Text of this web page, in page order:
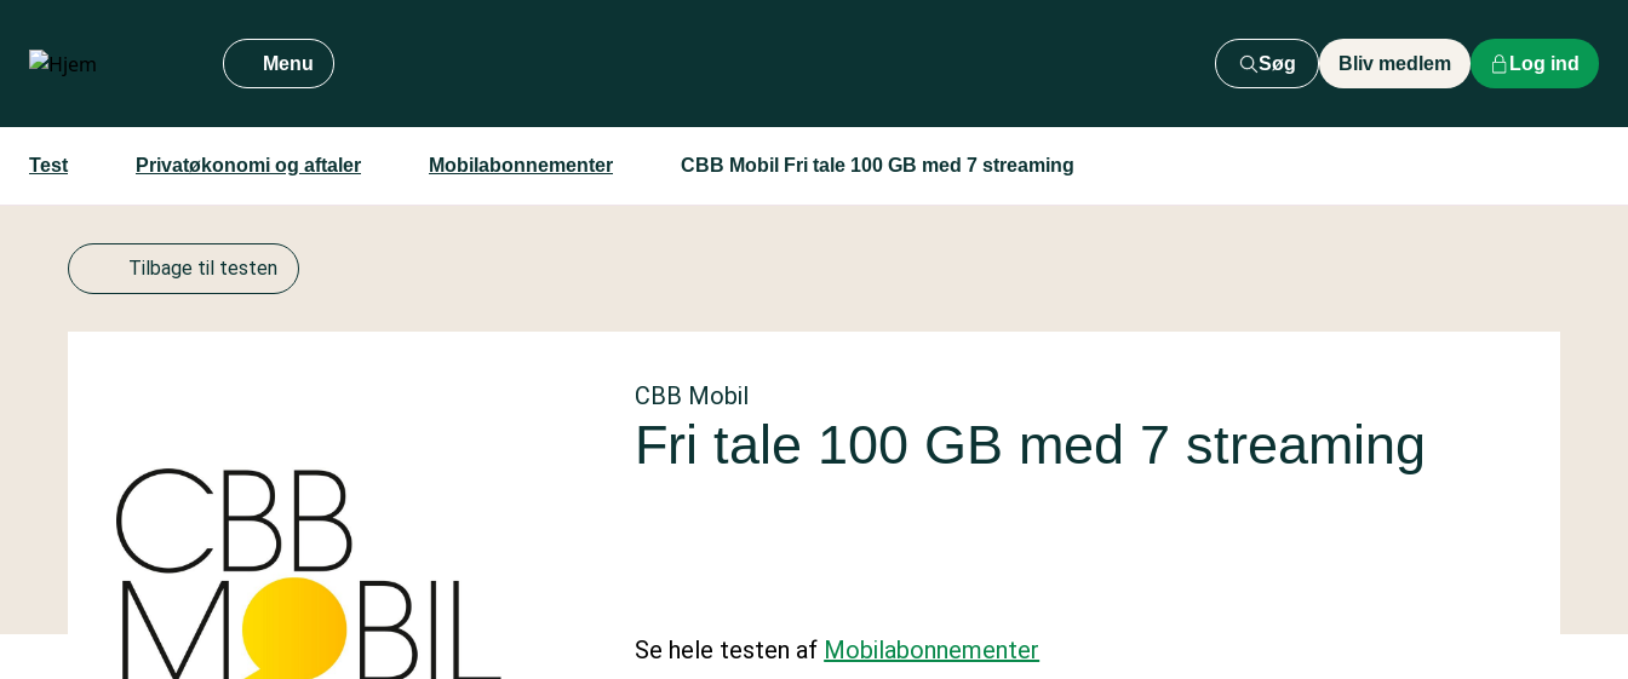
hovedindhold
Menu Søg Bliv medlem Log ind
Test Privatøkonomi og aftaler Mobilabonnementer CBB Mobil Fri tale 100 GB med 7 streaming
Tilbage til testen
CBB Mobil
Fri tale 100 GB med 7 streaming
Se hele testen af Mobilabonnementer